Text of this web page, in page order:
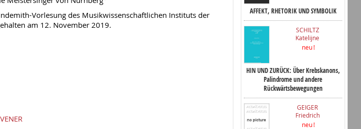
Vorlesung des Musikwissenschaftlichen Instituts der
am 12. November 2019.
AFFEKT, RHETORIK UND SYMBOLIK
SCHILTZ
Katelijne
neu !
HIN UND ZURÜCK: Über Krebskanons,
Palindrome und andere
Rückwärtsbewegungen
GEIGER
Friedrich
neu !